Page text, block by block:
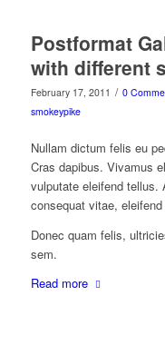
Postformat
with different
February 17, 2011 / 0
smokeypike
Nullam dictum felis eu
Cras dapibus. Vivamus
vulputate eleifend tellus.
consequat vitae,
Donec quam felis,
sem.
Read more